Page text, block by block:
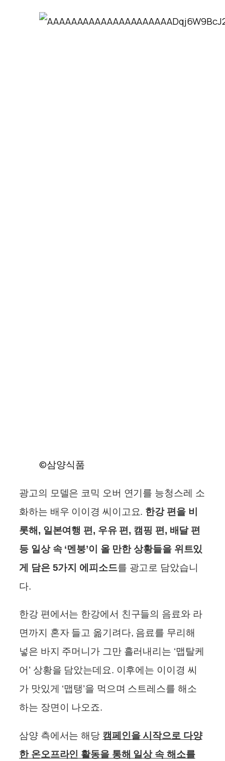
©삼양식품
광고의 모델은 코믹 오버 연기를 능청스레 소
화하는 배우 이이경 씨이고요. 한강 편을 비
롯해, 일본여행 편, 우유 편, 캠핑 편, 배달 편
등 일상 속 ‘멘붕’이 올 만한 상황들을 위트있
게 담은 5가지 에피소드를 광고로 담았습니
다.
한강 편에서는 한강에서 친구들의 음료와 라
면까지 혼자 들고 옮기려다, 음료를 무리해
넣은 바지 주머니가 그만 흘러내리는 ‘맵탈케
어’ 상황을 담았는데요. 이후에는 이이경 씨
가 맛있게 ‘맵탱’을 먹으며 스트레스를 해소
하는 장면이 나오죠.
삼양 측에서는 해당 캠페인을 시작으로 다양
한 온오프라인 활동을 통해 일상 속 해소를